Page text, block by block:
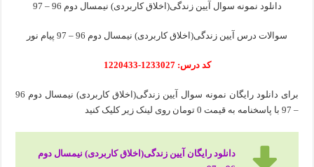
دانلود نمونه سوال آیین زندگی(اخلاق کاربردی) نیمسال دوم 96 – 97
سوالات درس آیین زندگی(اخلاق کاربردی) نیمسال دوم 96 – 97 پیام نور
کد درس: 1233027-1220433
برای دانلود رایگان نمونه سوال آیین زندگی(اخلاق کاربردی) نیمسال دوم 96
– 97 با پاسخنامه به قیمت 0 تومان روی لینک زیر کلیک کنید
دانلود رایگان آیین زندگی(اخلاق کاربردی) نیمسال دوم